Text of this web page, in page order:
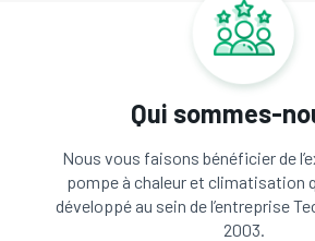
Qui sommes-
Nous vous faisons bénéficier de
pompe à chaleur et climatisation
développé au sein de l’entreprise
2003.